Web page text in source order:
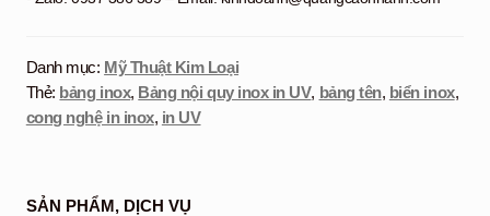
Danh mục: Mỹ Thuật Kim Loại
Thẻ: bảng inox, Bảng nội quy inox in UV, bảng tên, biển inox,
cong nghệ in inox, in UV
SẢN PHẨM, DỊCH VỤ